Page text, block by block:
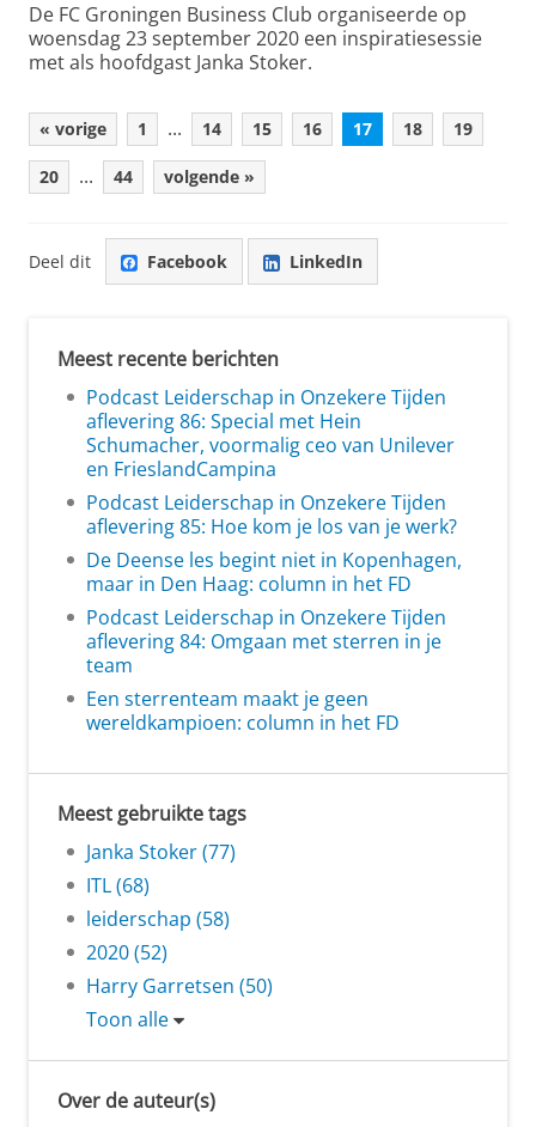
De FC Groningen Business Club organiseerde op
woensdag 23 september 2020 een inspiratiesessie
met als hoofdgast Janka Stoker.
« vorige 1 ... 14 15 16 17 18 19
20 ... 44 volgende »
Deel dit Facebook LinkedIn
Meest recente berichten
Podcast Leiderschap in Onzekere Tijden
aflevering 86: Special met Hein
Schumacher, voormalig ceo van Unilever
en FrieslandCampina
Podcast Leiderschap in Onzekere Tijden
aflevering 85: Hoe kom je los van je werk?
De Deense les begint niet in Kopenhagen,
maar in Den Haag: column in het FD
Podcast Leiderschap in Onzekere Tijden
aflevering 84: Omgaan met sterren in je
team
Een sterrenteam maakt je geen
wereldkampioen: column in het FD
Meest gebruikte tags
Janka Stoker (77)
ITL (68)
leiderschap (58)
2020 (52)
Harry Garretsen (50)
Toon alle
Over de auteur(s)